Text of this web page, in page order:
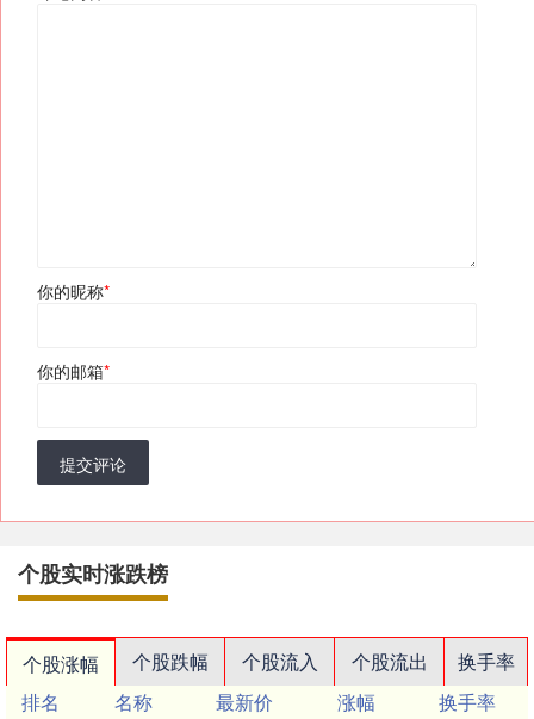
你的昵称*
你的邮箱*
提交评论
个股实时涨跌榜
个股涨幅 个股跌幅 个股流入 个股流出
换手率
排名
名称 最新价 涨幅
换手率